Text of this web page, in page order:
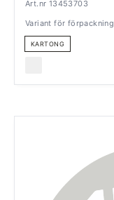
Art.nr 13453703
Variant för förpackning
KARTONG